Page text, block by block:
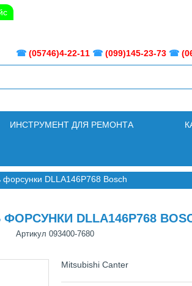
☎ (05746)4-22-11 ☎ (099)145-23-73 ☎
ИНСТРУМЕНТ ДЛЯ РЕМОНТА
форсунки DLLA146P768 Bosch
DLLA146P768
Артикул 093400-7680
Mitsubishi Canter